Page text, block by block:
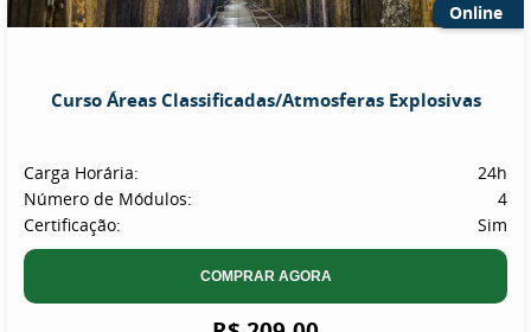
Online
Curso Áreas Classificadas/Atmosferas Explosivas
Carga Horária:
24h
Número de Módulos:
4
Certificação:
Sim
COMPRAR AGORA